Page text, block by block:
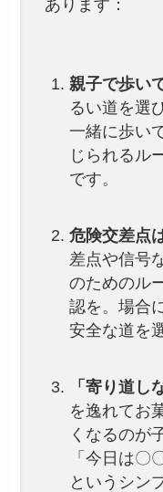
あります：
親子で歩い
るい道を選
一緒に歩い
じられるル
です。
危険交差点
差点や信号
のためのル
認を。場合
安全な道を
「寄り道し
を逸れてお
くなるのが
「今日は〇
というシン